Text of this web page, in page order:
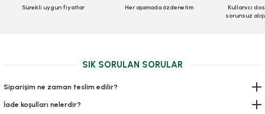
Stok Kodu 0125
Sürekli uygun fiyatlar Her aşamada özdenetim
Kullanıcı
sorunsuz
SIK SORULAN SORULAR
Siparişim ne zaman teslim edilir?
İade koşulları nelerdir?